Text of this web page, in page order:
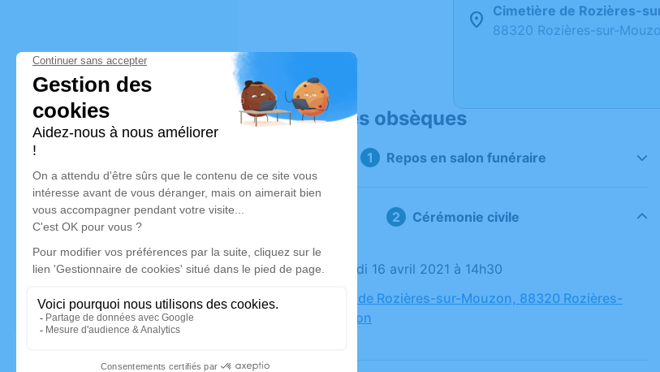
Cimetière de Rozières-
88320 Rozières-sur-
Déroulé des obsèques
Repos en salon funéraire
Cérémonie civile
Le vendredi 16 avril 2021 à 14h30
Cimetière de Rozières-sur-Mouzon, 88320 Rozières-
sur-Mouzon